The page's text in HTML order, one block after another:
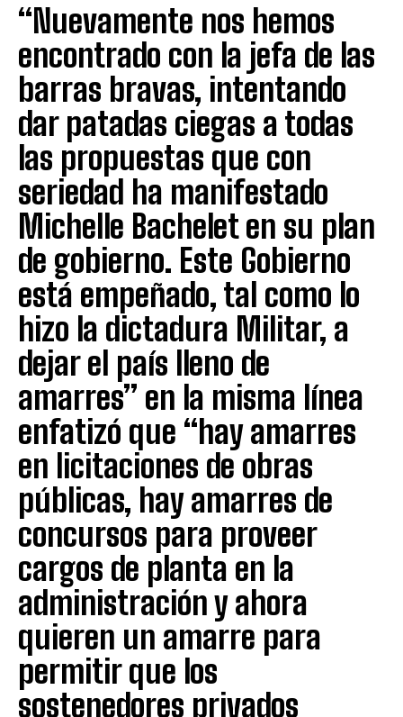
“Nuevamente nos hemos
encontrado con la jefa de las
barras bravas, intentando
dar patadas ciegas a todas
las propuestas que con
seriedad ha manifestado
Michelle Bachelet en su plan
de gobierno. Este Gobierno
está empeñado, tal como lo
hizo la dictadura Militar, a
dejar el país lleno de
amarres” en la misma línea
enfatizó que “hay amarres
en licitaciones de obras
públicas, hay amarres de
concursos para proveer
cargos de planta en la
administración y ahora
quieren un amarre para
permitir que los
sostenedores privados